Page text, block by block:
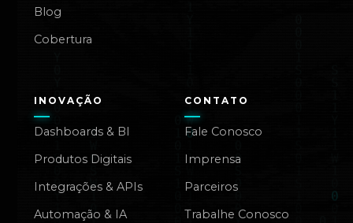
Blog
Cobertura
INOVAÇÃO
Dashboards & BI
Produtos Digitais
Integrações & APIs
Automação & IA
CONTATO
Fale Conosco
Imprensa
Parceiros
Trabalhe Conosco